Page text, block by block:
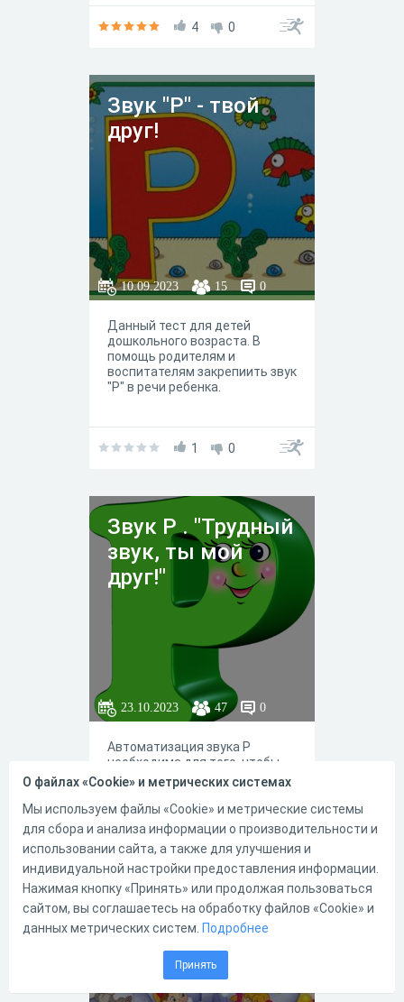
4 0
Звук "Р" - твой
друг!
10.09.2023 15 0
Данный тест для детей
дошкольного возраста. В
помощь родителям и
воспитателям закрепиить звук
"Р" в речи ребенка.
1 0
Звук Р . "Трудный
звук, ты мой
друг!"
23.10.2023 47 0
Автоматизация звука Р
необходима для того, чтобы
ребенок научился правильно
произносить его во всех
словах и фразах. Этот процесс
нужно начинать только после
того, как малыш научился
четко произносить Р
изолированно. В результате
регулярных занятий и
выполнения упражнений,
ребенок сможет правильно
говорить Р автоматически, в
другими звуками. В процессе
выполнения упражнений
логопед называет слова,
0 0
Развитие речи
О файлах «Cookie» и метрических системах
Мы используем файлы «Cookie» и метрические системы
для сбора и анализа информации о производительности и
использовании сайта, а также для улучшения и
индивидуальной настройки предоставления информации.
Нажимая кнопку «Принять» или продолжая пользоваться
сайтом, вы соглашаетесь на обработку файлов «Cookie» и
данных метрических систем. Подробнее
Принять